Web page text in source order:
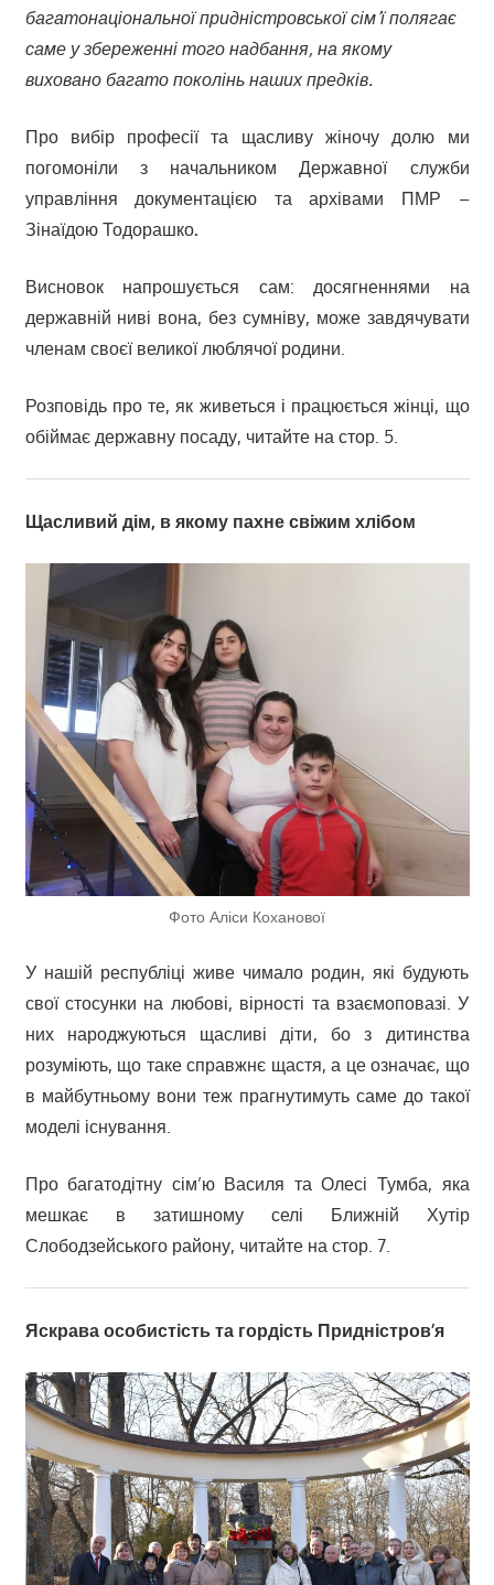
багатонаціональної придністровської сім’ї полягає
саме у збереженні того надбання, на якому
виховано багато поколінь наших предків.
Про вибір професії та щасливу жіночу долю ми
погомоніли з начальником Державної служби
управління документацією та архівами ПМР –
Зінаїдою Тодорашко.
Висновок напрошується сам: досягненнями на
державній ниві вона, без сумніву, може завдячувати
членам своєї великої люблячої родини.
Розповідь про те, як живеться і працюється жінці, що
обіймає державну посаду, читайте на стор. 5.
Щасливий дім, в якому пахне свіжим хлібом
Фото Аліси Коханової
У нашій республіці живе чимало родин, які будують
свої стосунки на любові, вірності та взаємоповазі. У
них народжуються щасливі діти, бо з дитинства
розуміють, що таке справжнє щастя, а це означає, що
в майбутньому вони теж прагнутимуть саме до такої
моделі існування.
Про багатодітну сім’ю Василя та Олесі Тумба, яка
мешкає в затишному селі Ближній Хутір
Слободзейського району, читайте на стор. 7.
Яскрава особистість та гордість Придністров’я